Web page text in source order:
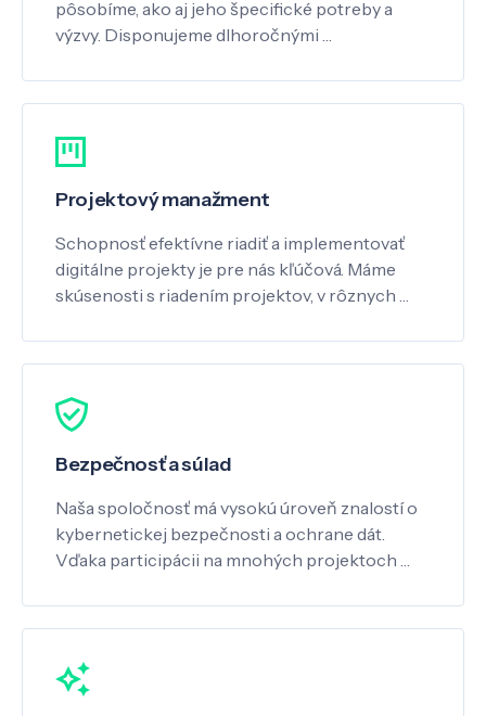
pôsobíme, ako aj jeho špecifické potreby a
výzvy. Disponujeme dlhoročnými …
Projektový manažment
Schopnosť efektívne riadiť a implementovať
digitálne projekty je pre nás kľúčová. Máme
skúsenosti s riadením projektov, v rôznych …
Bezpečnosť a súlad
Naša spoločnosť má vysokú úroveň znalostí o
kybernetickej bezpečnosti a ochrane dát.
Vďaka participácii na mnohých projektoch …